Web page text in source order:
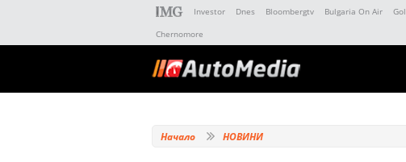
Investor Dnes Bloombergtv Bulgaria On Air Gol
Chernomore
Начало НОВИНИ